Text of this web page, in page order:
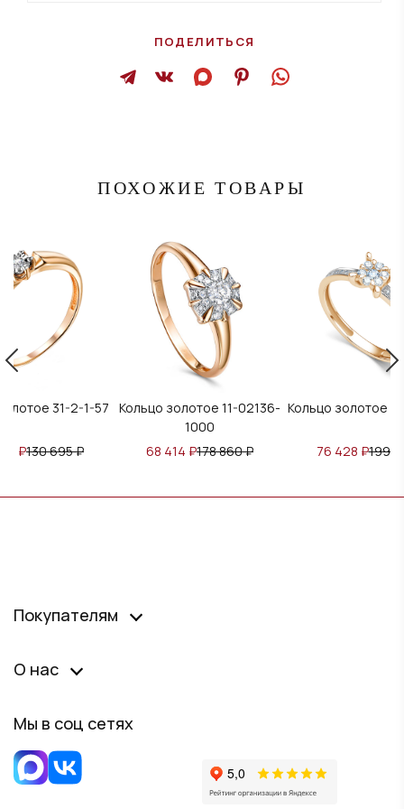
ПОДЕЛИТЬСЯ
ПОХОЖИЕ ТОВАРЫ
57
Кольцо золотое 11-02136-
68 414
178 860 ₽
Кольцо золотое 16287-100
76 428 199 810 ₽
Покупателям
О нас
Мы в соц сетях